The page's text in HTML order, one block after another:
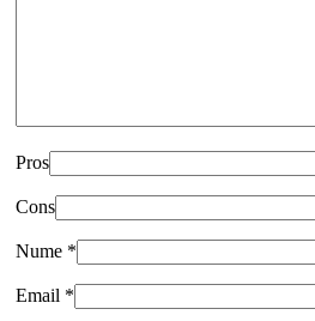
Pros
Cons
Nume *
Email *